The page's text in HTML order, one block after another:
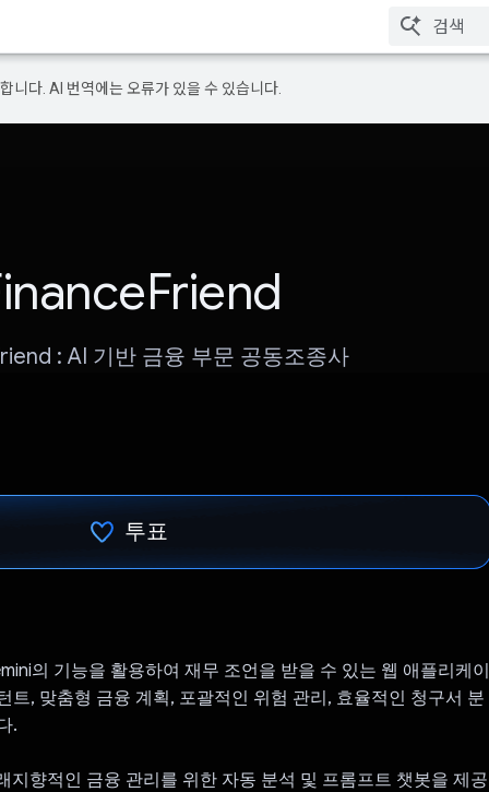
니다. AI 번역에는 오류가 있을 수 있습니다.
: AI 기반 금융 부문 공동조종사
투표
의 기능을 활용하여 재무 조언을 받을 수 있는 웹 애플리케이
트, 맞춤형 금융 계획, 포괄적인 위험 관리, 효율적인 청구서 분
.
지향적인 금융 관리를 위한 자동 분석 및 프롬프트 챗봇을 제공